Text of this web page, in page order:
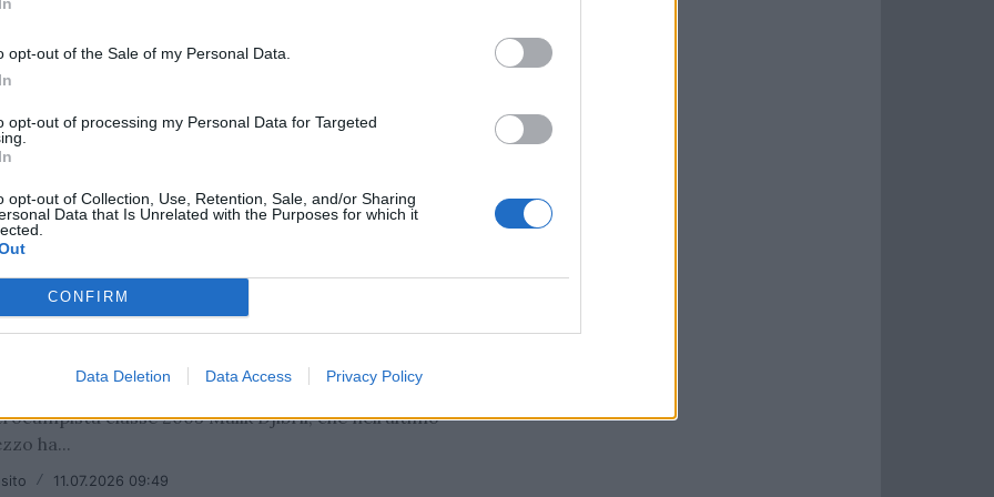
opt-out of the Sale of my Personal Data.
opt-out of processing my Personal Data for Targeted
opt-out of Collection, Use, Retention, Sale, and/or Sharing
Data that Is Unrelated with the Purposes for which it
CONFIRM
Data Deletion Data Access Privacy Policy
e Givova presentano il nuovo away kit
sportiva 2026/27, che interpreta il tema del mare
un linguaggio...
/ 11.07.2026 13:45
Malik Djibril è un giocatore della
1919 comunica di aver raggiunto l’accordo
classe 2003 Malik Djibril, che nell’ultimo
ha...
/ 11.07.2026 09:49